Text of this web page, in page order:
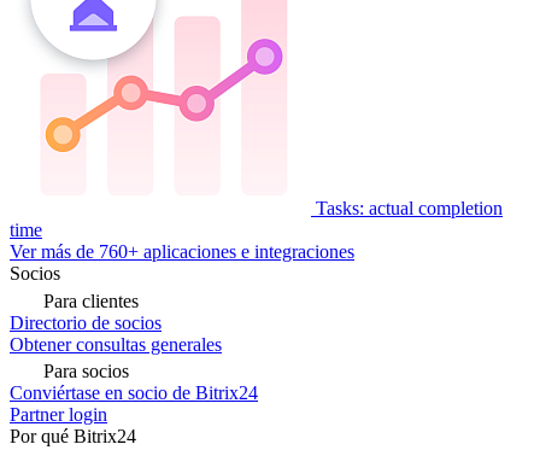
Tasks: actual completion
time
Ver más de 760+ aplicaciones e integraciones
Socios
Para clientes
Directorio de socios
Obtener consultas generales
Para socios
Conviértase en socio de Bitrix24
Partner login
Por qué Bitrix24